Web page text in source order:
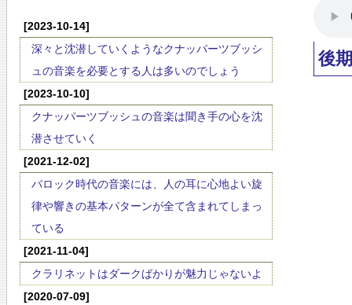
[2023-10-14]
深々と沈潜していくようなクナッパーツブッシ
ュの音楽を必要とする人は多いのでしょう
[2023-10-10]
クナッパーツブッシュの音楽は聞き手の心を沈
潜させていく
[2021-12-02]
バロック時代の音楽には、人の耳に心地よい旋
律や響きの基本パターンが全て含まれてしまっ
ている
[2021-11-04]
クラリネットはダークばかりが魅力じゃないよ
[2020-07-09]
後